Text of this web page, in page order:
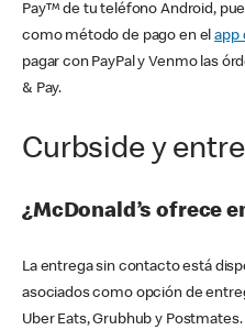
Pay™ de tu teléfono Android,
como método de pago en elapp
pagar con PayPal y Venmo las
& Pay.
Curbside y
¿McDonald’s ofrece
La entrega sin contacto está
asociados como opción de
Uber Eats, Grubhub y Postmates.